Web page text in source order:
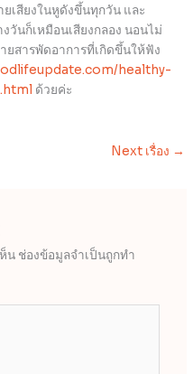
เสียงในหูดังขึ้นทุกวัน และ
วันก็เหมือนเสียงกลอง นอนไม่
สารพัดอาการที่เกิดขึ้นให้ฟัง
healthy-
ด้วยค่ะ
Next เรื่อง →
น ช่องข้อมูลจำเป็นถูกทำ